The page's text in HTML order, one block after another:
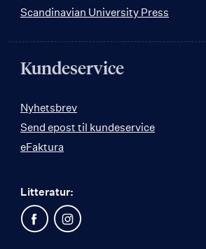
Scandinavian University Press
Kundeservice
Nyhetsbrev
Send epost til kundeservice
eFaktura
Litteratur: